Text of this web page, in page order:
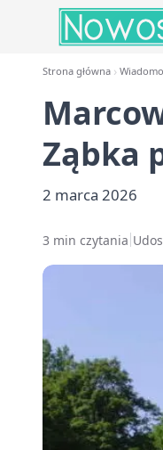
Strona główna
Ząbka
2 marca 2026
3 min czytania